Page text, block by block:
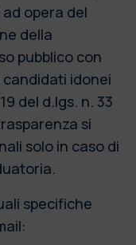
ad opera del
della
pubblico con
idonei
del d.lgs. n. 33
si
solo in caso di
specifiche